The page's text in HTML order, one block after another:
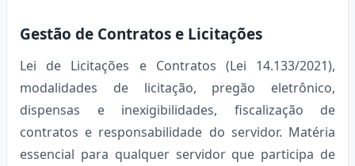
Gestão de Contratos e Licitações
Lei de Licitações e Contratos (Lei 14.133/2021),
modalidades de licitação, pregão eletrônico,
dispensas e inexigibilidades, fiscalização de
contratos e responsabilidade do servidor. Matéria
essencial para qualquer servidor que participa de